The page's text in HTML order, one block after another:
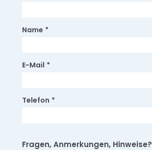
Name *
E-Mail *
Telefon *
Fragen, Anmerkungen, Hinweise?